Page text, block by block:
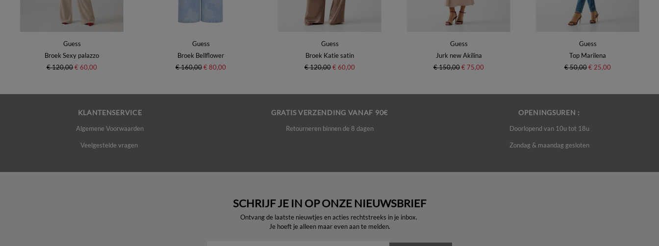
Guess
Broek Sexy palazzo
€ 120,00€ 60,00
Guess
Broek Bellflower
€ 160,00€ 80,00
Guess
Broek Katie satin
€ 120,00€ 60,00
Guess
Jurk new Akilina
€ 150,00€ 75,00
Guess
Top Marilena
€ 50,00€ 25,00
KLANTENSERVICE
Algemene Voorwaarden
Veelgestelde vragen
GRATIS VERZENDING VANAF 90€
Retourneren binnen de 8 dagen
OPENINGSUREN :
Doorlopend van 10u tot 18u
Zondag & maandag gesloten
SCHRIJF JE IN OP ONZE NIEUWSBRIEF
Ontvang de laatste nieuwtjes en acties rechtstreeks in je inbox.
Je hoeft je alleen maar even aan te melden.